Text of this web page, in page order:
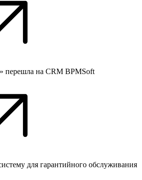
перешла на CRM BPMSoft
для гарантийного обслуживания